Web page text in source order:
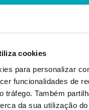
cookies
para personalizar
funcionalidades de
tráfego. Também
da sua utilização